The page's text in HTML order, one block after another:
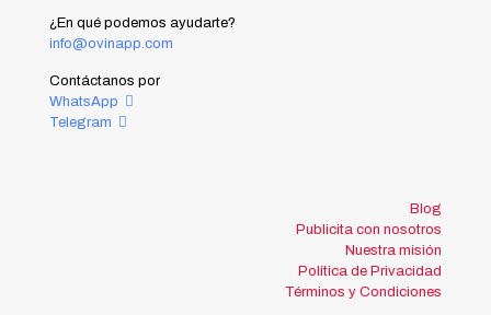
¿En qué podemos ayudarte?
info@ovinapp.com
Contáctanos por
WhatsApp
Telegram
Blog
Publicita con nosotros
Nuestra misión
Política de Privacidad
Términos y Condiciones